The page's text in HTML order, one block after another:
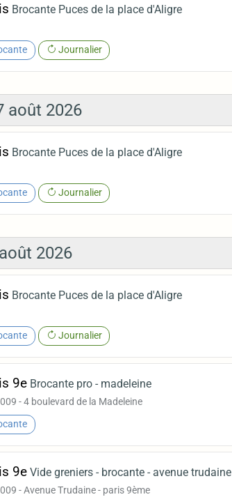
Brocante Puces de la place d'Aligre
Journalier
août 2026
Brocante Puces de la place d'Aligre
Journalier
2026
Brocante Puces de la place d'Aligre
Journalier
9e Brocante pro - madeleine
- 4 boulevard de la Madeleine
9e Vide greniers - brocante - avenue trudaine
- Avenue Trudaine - paris 9ème